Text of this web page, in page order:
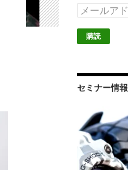
メ
ー
ル
ア
ス
セミナー情報